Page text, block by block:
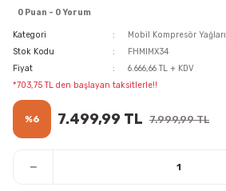
0 Puan - 0 Yorum
Kategori
Mobil Kompresör Yağları
Stok Kodu
FHMIMX34
Fiyat
6.666,66 TL + KDV
*703,75 TL den başlayan taksitlerle!!
%6 7.499,99 TL 7.999,99 TL